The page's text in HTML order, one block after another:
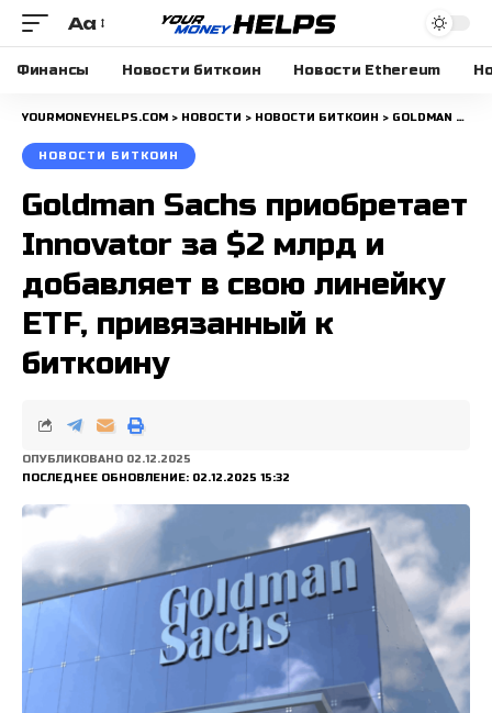
Размера
шрифта
Aa
Финансы Новости биткоин Новости Ethereum
YOURMONEYHELPS.COM > НОВОСТИ > НОВОСТИ БИТКОИН > GOLDMAN SACHS ПРИОБРЕТАЕТ INNOVATOR ЗА $2 МЛРД И ДОБАВЛЯЕТ В СВОЮ ЛИНЕЙКУ ETF, ПРИВЯЗАННЫЙ К БИТКОИНУ
НОВОСТИ БИТКОИН
Goldman Sachs приобретает
Innovator за $2 млрд и
добавляет в свою линейку
ETF, привязанный к
биткоину
ПОСЛЕДНЕЕ ОБНОВЛЕНИЕ: 02.12.2025 15:32
ОПУБЛИКОВАНО 02.12.2025